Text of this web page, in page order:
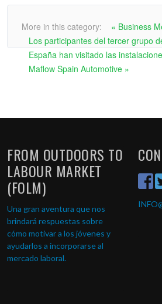
More in this category:
« Business
Los participantes del tercer grupo
España han visitado las
Maflow Spain Automotive »
FROM OUTDOORS TO
LABOUR MARKET
(FOLM)
Una gran aventura que nos
brindará respuestas sobre
cómo motivar a los jóvenes y
ayudarlos a incorporarse al
mercado laboral.
INFO